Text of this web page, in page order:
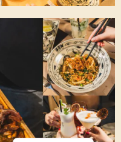
Portuguese
English
Spanish
Italian
French
Chinese